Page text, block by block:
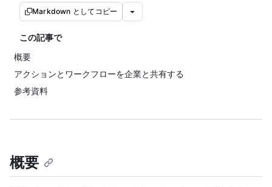
Markdown としてコピー
この記事で
概要
アクションとワークフローを企業と共有する
参考資料
概要